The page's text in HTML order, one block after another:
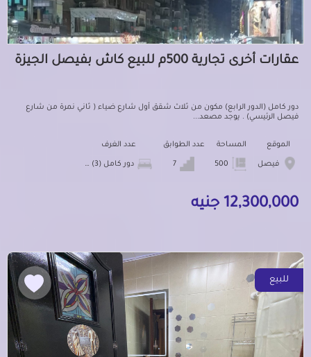
عقارات أخرى تجارية 500م للبيع كاش بفيصل الجيزة
دور كامل (الدور الرابع) مكون من ثلاث شقق أول شارع ضياء ( ثاني نمرة من شارع
فيصل الرئيسي) . يوجد مصعد...
الموقع
فيصل
المساحة عدد الطوابق
7
عدد الغرف
دور كامل (3) شقق
12,300,000 جنيه
للبيع